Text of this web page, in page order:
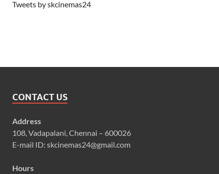
Tweets by skcinemas24
CONTACT US
Address
108, Vadapalani, Chennai – 600026
E-mail ID: skcinemas24@gmail.com
Hours